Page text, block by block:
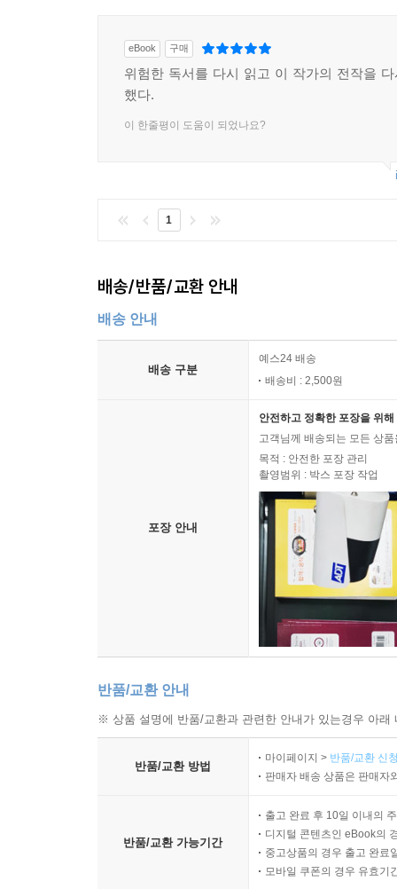
eBook 구매
위험한 독서를 다시 읽고 이 작가의 전작을
했다.
이 한줄평이 도움이 되었나요?
1
배송/반품/교환 안내
배송 안내
배송 구분
예스24 배송
배송비 : 2,500원
포장 안내
안전하고 정확한 포장을 위
고객님께 배송되는 모든 상
목적 : 안전한 포장 관리
촬영범위 : 박스 포장 작업
반품/교환 안내
※ 상품 설명에 반품/교환과 관련한 안내가 있는경우 아
반품/교환 방법
마이페이지 > 반품/교환 신
판매자 배송 상품은 판매자
반품/교환 가능기간
출고 완료 후 10일 이내의
디지털 콘텐츠인 eBook의
중고상품의 경우 출고 완료
모바일 쿠폰의 경우 유효기